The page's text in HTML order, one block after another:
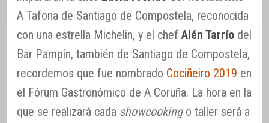
A Tafona de Santiago de Compostela, reconocida
con una estrella Michelin, y el chef Alén Tarrío del
Bar Pampín, también de Santiago de Compostela,
recordemos que fue nombrado Cociñeiro 2019 en
el Fórum Gastronómico de A Coruña. La hora en la
que se realizará cada showcookingo taller será a